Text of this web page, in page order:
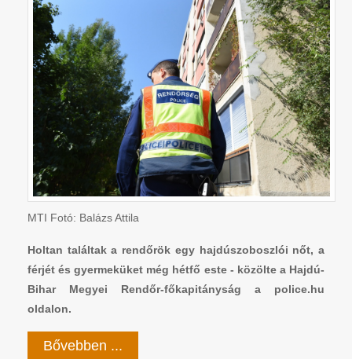
MTI Fotó: Balázs Attila
Holtan találtak a rendőrök egy hajdúszoboszlói nőt, a
férjét és gyermeküket még hétfő este - közölte a Hajdú-
Bihar Megyei Rendőr-főkapitányság a police.hu
oldalon.
Bővebben ...